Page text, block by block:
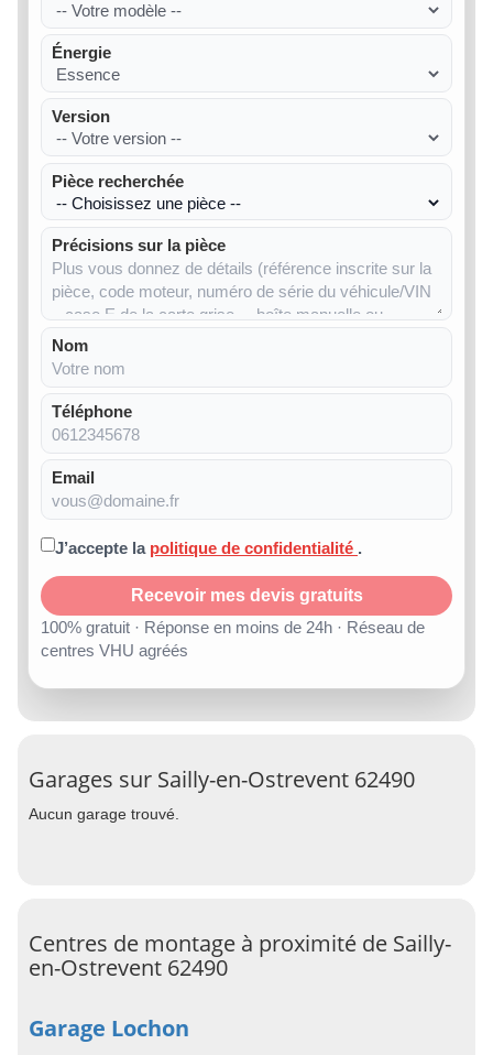
Énergie
Version
Pièce recherchée
Précisions sur la pièce
Nom
Téléphone
Email
J’accepte la politique de confidentialité .
Recevoir mes devis gratuits
100% gratuit · Réponse en moins de 24h · Réseau de
centres VHU agréés
Garages sur Sailly-en-Ostrevent 62490
Aucun garage trouvé.
Centres de montage à proximité de Sailly-
en-Ostrevent 62490
Garage Lochon